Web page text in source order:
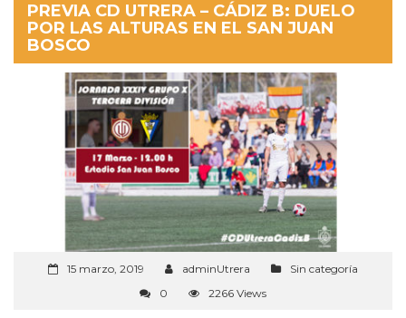
PREVIA CD UTRERA – CÁDIZ B: DUELO
POR LAS ALTURAS EN EL SAN JUAN
BOSCO
15 marzo, 2019 adminUtrera
Sin categoría
0
2266 Views